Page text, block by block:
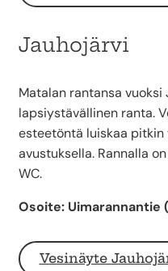
Jauhojärvi
Matalan rantansa
lapsiystävällinen ranta.
esteetöntä luiskaa
avustuksella. Rannalla
WC.
Osoite:
Vesinäyte